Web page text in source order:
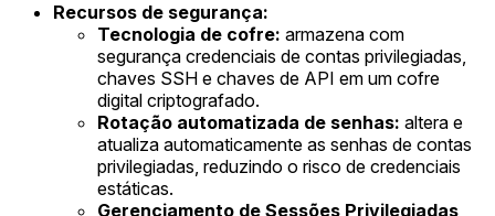
Recursos de segurança:
Tecnologia de cofre: armazena com
segurança credenciais de contas privilegiadas,
chaves SSH e chaves de API em um cofre
digital criptografado.
Rotação automatizada de senhas: altera e
atualiza automaticamente as senhas de contas
privilegiadas, reduzindo o risco de credenciais
estáticas.
Gerenciamento de Sessões Privilegiadas